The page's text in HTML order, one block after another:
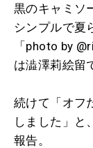
黒のキャミソ
シンプルで夏
「photo by
は澁澤莉絵留
続けて「オフ
しました」と
報告。